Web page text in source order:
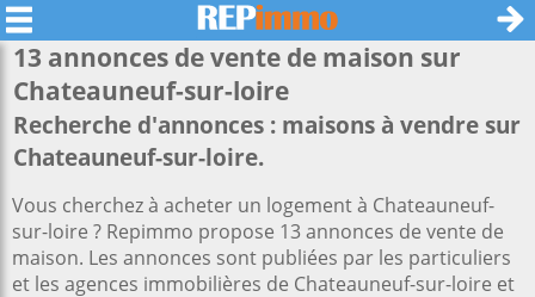
13 annonces de vente de maison sur
Chateauneuf-sur-loire
Recherche d'annonces : maisons à vendre sur
Chateauneuf-sur-loire.
Vous cherchez à acheter un logement à Chateauneuf-
sur-loire ? Repimmo propose 13 annonces de vente de
maison. Les annonces sont publiées par les particuliers
et les agences immobilières de Chateauneuf-sur-loire et